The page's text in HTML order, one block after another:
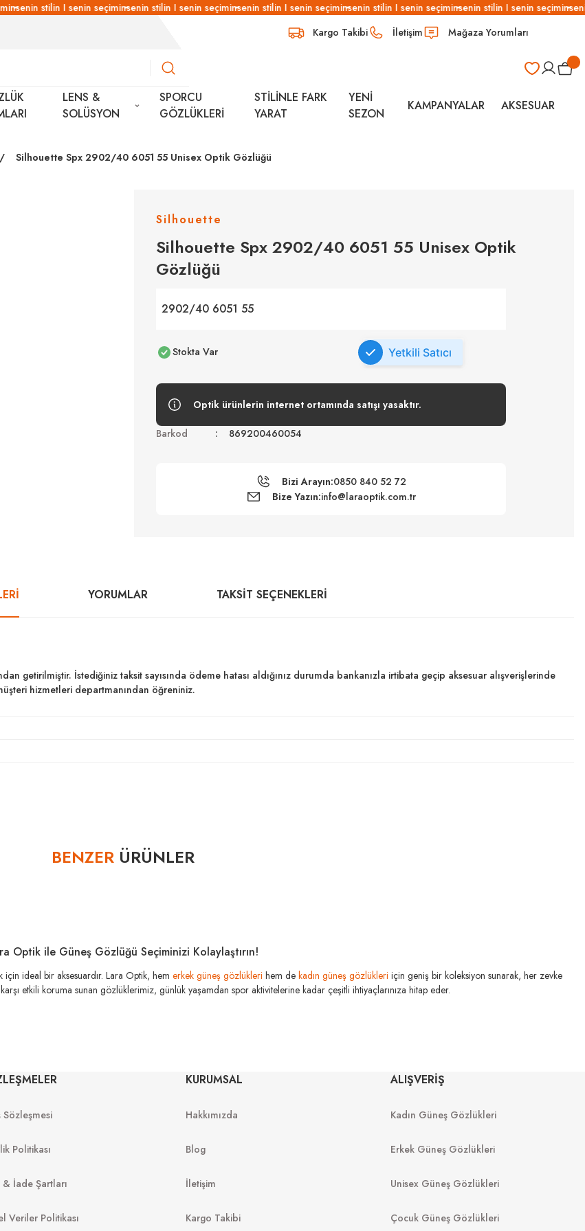
senin stilin I senin seçiminsenin stilin I senin seçiminsenin stilin I senin seçiminsenin stilin I senin seçiminsenin stilin I senin seçimin
Kargo Takibi İletişim Mağaza Yorumları
LENS &
SOLÜSYON
SPORCU
GÖZLÜKLERİ
STİLİNLE FARK
YARAT
YENİ
SEZON
KAMPANYALAR AKSESUAR
Silhouette Spx 2902/40 6051 55 Unisex Optik Gözlüğü
Silhouette
Silhouette Spx 2902/40 6051 55 Unisex Optik
Gözlüğü
2902/40 6051 55
Stokta Var Yetkili Satıcı
Optik ürünlerin internet ortamında satışı yasaktır.
Barkod 869200460054
Bizi Arayın:0850 840 52 72
Bize Yazın:info@laraoptik.com.tr
YORUMLAR TAKSIT SEÇENEKLERI
getirilmiştir. İstediğiniz taksit sayısında ödeme hatası aldığınız durumda bankanızla irtibata geçip aksesuar alışverişlerinde
hizmetleri departmanından öğreniniz.
BENZER ÜRÜNLER
SLASTIK SLASTIK SLASTIK
Optik ile Güneş Gözlüğü Seçiminizi Kolaylaştırın!
için ideal bir aksesuardır. Lara Optik, hem erkek güneş gözlükleri hem de kadın güneş gözlükleri için geniş bir koleksiyon sunarak, her zevke
karşı etkili koruma sunan gözlüklerimiz, günlük yaşamdan spor aktivitelerine kadar çeşitli ihtiyaçlarınıza hitap eder.
Sözleşmesi
Politikası
İade Şartları
Veriler Politikası
KURUMSAL
Hakkımızda
Blog
İletişim
Kargo Takibi
ALIŞVERİŞ
Kadın Güneş Gözlükleri
Erkek Güneş Gözlükleri
Unisex Güneş Gözlükleri
Çocuk Güneş Gözlükleri